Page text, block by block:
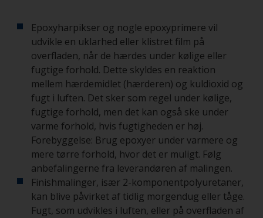
Epoxyharpikser og nogle epoxyprimere vil
udvikle en uklarhed eller klistret film på
overfladen, når de hærdes under kølige eller
fugtige forhold. Dette skyldes en reaktion
mellem hærdemidlet (hærderen) og kuldioxid og
fugt i luften. Det sker som regel under kølige,
fugtige forhold, men det kan også ske under
varme forhold, hvis fugtigheden er høj.
Forebyggelse: Brug epoxyer under varmere og
mere tørre forhold, hvor det er muligt. Følg
anbefalingerne fra leverandøren af malingen.
Finishmalinger, især 2-komponentpolyuretaner,
kan blive påvirket af tidlig morgendug eller tåge.
Fugt, som udvikles i luften, eller på overfladen af